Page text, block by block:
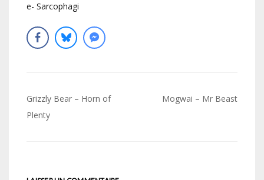
e- Sarcophagi
Navigation
de
Grizzly Bear – Horn of
Plenty
Mogwai – Mr Beast